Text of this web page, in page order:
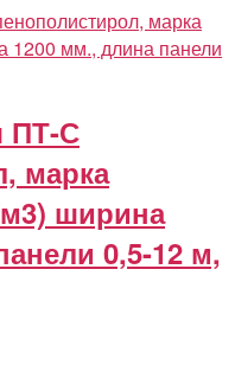
ПТ-С
марка
м3) ширина
0,5-12 м,